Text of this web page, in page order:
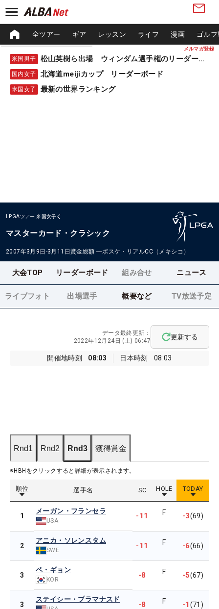
メルマガ登録
全ツアー ギア レッスン ライフ 漫画 ゴル
米国男子 松山英樹ら出場 ウィンダム選手権のリーダーボード
国内女子 北海道meijiカップ リーダーボード
米国女子 最新の世界ランキング
LPGAツアー 米国女子
マスターカード・クラシック
2007年3月9日-3月11日賞金総額 ―ボスケ・リアルCC（メキシコ）
大会TOP リーダーボード 組み合せ ニュース
ライブフォト 出場選手 概要など TV放送予定
開催地時刻 08:03 日本時刻 08:03
データ最終更新：
2022年12月24日 (土) 06:47
更新する
Rnd1 Rnd2 Rnd3 獲得賞金
※HBHをクリックすると詳細が表示されます。
順位 選手名 SC HOLE TODAY
1
メーガン・フランセラ
USA
-11 F -3(69)
2
アニカ・ソレンスタム
SWE -11 F -6(66)
3
ペ・ギョン
KOR -8 F -5(67)
3
ステイシー・プラマナスド
-8 F -1(71)